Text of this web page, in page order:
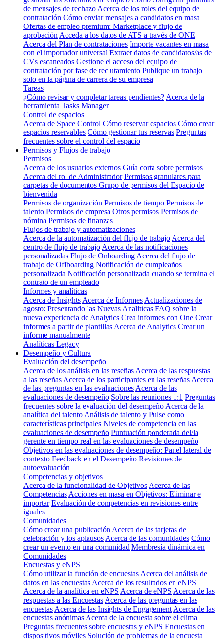
de mensajes de rechazo Acerca de los roles del equipo de
contratación Cómo enviar mensajes a candidatos en masa
Ofertas de empleo premium: Marketplace y flujo de
aprobación Acceda a los datos de ATS a través de ONE
Acerca del Plan de contrataciones Importe vacantes en masa
con el importador universal Extraer datos de candidatos/as de
CVs escaneados Gestione el acceso del equipo de
contratación por fase de reclutamiento Publique un trabajo
solo en la página de carrera de su empresa
Tareas
¿Cómo revisar y completar tareas pendientes? Acerca de la
herramienta Tasks Manager
Control de espacios
Acerca de Space Control Cómo reservar espacios Cómo crear
espacios reservables Cómo gestionar tus reservas Preguntas
frecuentes sobre el control del espacio
Permisos y Flujos de trabajo
Permisos
Acerca de los usuarios externos Guía corta sobre permisos
Acerca del rol de Administrador Permisos granulares para
carpetas de documentos Grupo de permisos del Espacio de
bienvenida
Permisos de organización Permisos de tiempo Permisos de
talento Permisos de empresa Otros permisos Permisos de
nómina Permisos de finanzas
Flujos de trabajo y automatizaciones
Acerca de la automatización del flujo de trabajo Acerca del
centro de flujo de trabajo Acerca de las notificaciones
personalizadas Flujo de Onboarding Acerca del flujo de
trabajo de Offboarding Notificación de cumpleaños
personalizada Notificación personalizada cuando se termina el
contrato de un empleado
Informes y analíticas
Acerca de Insights Acerca de Informes Actualizaciones de
agosto: Presentando las Nuevas Analíticas FAQ sobre la
nueva experiencia de Analytics Crea informes con One Crear
informes a partir de plantillas Acerca de Analytics Crear un
informe manualmente
Analíticas Legacy
Desempeño y Cultura
Evaluación del desempeño
Acerca de los análisis en las reseñas Acerca de las respuestas
a las reseñas Acerca de los participantes en las reseñas Acerca
de las preguntas en las evaluaciones Acerca de las
evaluaciones de desempeño Sobre las reuniones 1:1 Preguntas
frecuentes sobre la evaluación del desempeño Acerca de la
analítica del talento Análisis de talento y Pulse como
características principales Niveles de competencia en las
evaluaciones de desempeño Puntuación ponderada del/la
gerente en tiempo real en las evaluaciones de desempeño
Objetivos en las evaluaciones de desempeño: Panel lateral de
contexto Feedback en el Desempeño Revisiones de
autoevaluación
Competencias y objetivos
Acerca de la funcionalidad de Objetivos Acerca de las
Competencias Acciones en masa en Objetivos: Eliminar e
importar Evaluación de competencias en revisiones entre
iguales
Comunidades
Cómo crear una publicación Acerca de las tarjetas de
celebración y los aplausos Acerca de las comunidades Cómo
crear un evento en una comunidad Membresía dinámica en
Comunidades
Encuestas y eNPS
Cómo utilizar la función de encuestas Acerca del análisis de
datos en las encuestas Acerca de los resultados en eNPS
Acerca de la analítica en eNPS Acerca de eNPS Acerca de las
respuestas a las Encuestas Acerca de las preguntas en las
encuestas Acerca de las Insights de Engagement Acerca de las
encuestas anónimas Acerca de la encuesta sobre el clima
Preguntas frecuentes sobre encuestas y eNPS Encuestas en
dispositivos móviles Solución de problemas de la encuesta